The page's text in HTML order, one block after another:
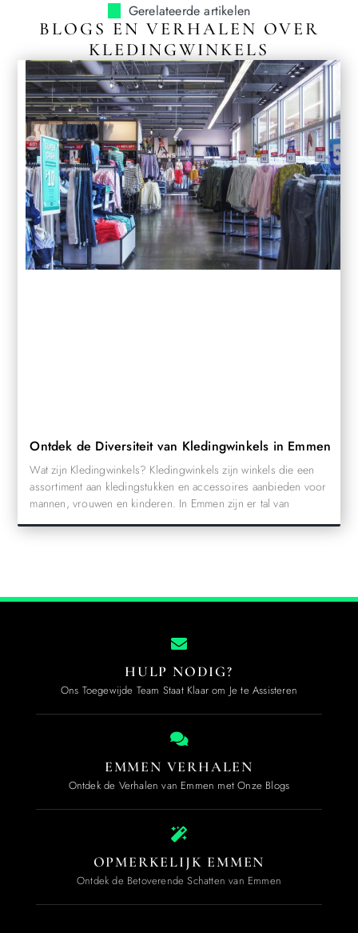
Gerelateerde artikelen
BLOGS EN VERHALEN OVER
KLEDINGWINKELS
Ontdek de Diversiteit van Kledingwinkels in Emmen
Wat zijn Kledingwinkels? Kledingwinkels zijn winkels die een
assortiment aan kledingstukken en accessoires aanbieden voor
mannen, vrouwen en kinderen. In Emmen zijn er tal van
HULP NODIG?
Ons Toegewijde Team Staat Klaar om Je te Assisteren
EMMEN VERHALEN
Ontdek de Verhalen van Emmen met Onze Blogs
OPMERKELIJK EMMEN
Ontdek de Betoverende Schatten van Emmen